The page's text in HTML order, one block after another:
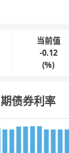
当前值
-0.12
(%)